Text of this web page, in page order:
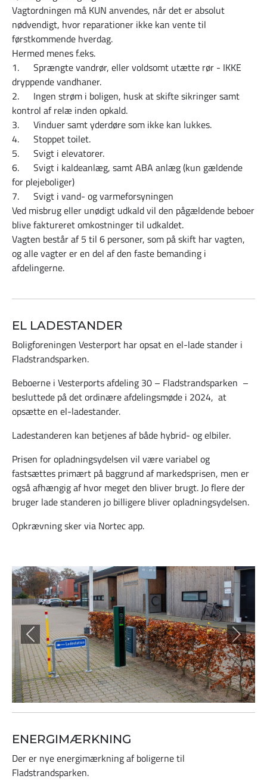
Vagtordningen må KUN anvendes, når det er absolut
nødvendigt, hvor reparationer ikke kan vente til
førstkommende hverdag.
Hermed menes f.eks.
1. Sprængte vandrør, eller voldsomt utætte rør - IKKE
dryppende vandhaner.
2. Ingen strøm i boligen, husk at skifte sikringer samt
kontrol af relæ inden opkald.
3. Vinduer samt yderdøre som ikke kan lukkes.
4. Stoppet toilet.
5. Svigt i elevatorer.
6. Svigt i kaldeanlæg, samt ABA anlæg (kun gældende
for plejeboliger)
7. Svigt i vand- og varmeforsyningen
Ved misbrug eller unødigt udkald vil den pågældende beboer
blive faktureret omkostninger til udkaldet.
Vagten består af 5 til 6 personer, som på skift har vagten,
og alle vagter er en del af den faste bemanding i
afdelingerne.
EL LADESTANDER
Boligforeningen Vesterport har opsat en el-lade stander i
Fladstrandsparken.
Beboerne i Vesterports afdeling 30 – Fladstrandsparken –
besluttede på det ordinære afdelingsmøde i 2024, at
opsætte en el-ladestander.
Ladestanderen kan betjenes af både hybrid- og elbiler.
Prisen for opladningsydelsen vil være variabel og
fastsættes primært på baggrund af markedsprisen, men er
også afhængig af hvor meget den bliver brugt. Jo flere der
bruger lade standeren jo billigere bliver opladningsydelsen.
Opkrævning sker via Nortec app.
Tilbage Frem
ENERGIMÆRKNING
Der er nye energimærkning af boligerne til
Fladstrandsparken.